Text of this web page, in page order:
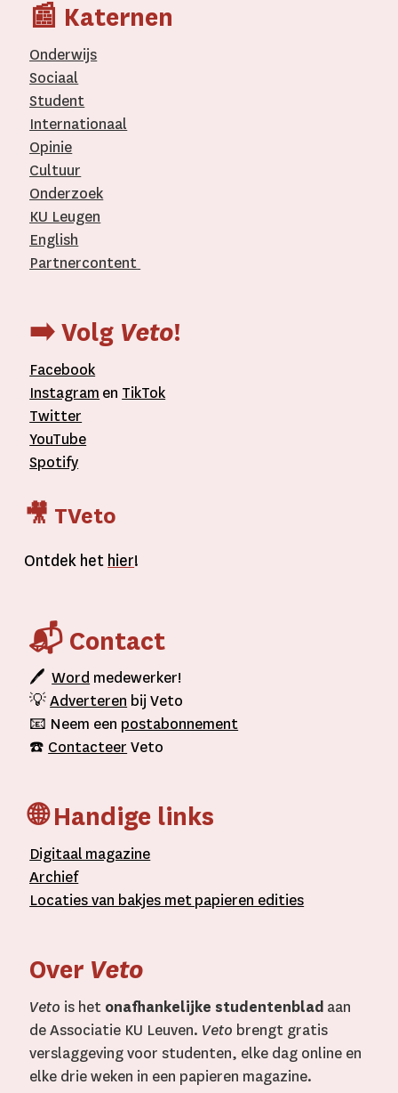
📰 Katernen
Onderwijs
Sociaal
Student
Internationaal­
Opinie
Cultuur
Onderzoek
KU Leugen
English
Partnercontent
➡️ Volg Veto!
Facebook
Instagram en TikTok
Twitter
YouTube
Spotify
🎥 TVeto
Ontdek het hier!
📬 Contact
🖊Word medewerker!
💡Adverteren bij Veto
📧 Neem een postabonnement
☎️ Contacteer Veto
🌐 Handige links
Digitaal magazine
Archief
Locaties van bakjes metpapieren edities
Over Veto
Veto is het onafhankelijke studentenblad aan
de Associatie KU Leuven. Veto brengt gratis
verslaggeving voor studenten, elke dag online en
elke drie weken in een papieren magazine.